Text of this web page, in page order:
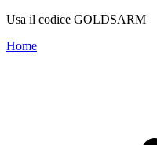
Usa il codice GOLDSARM
Home